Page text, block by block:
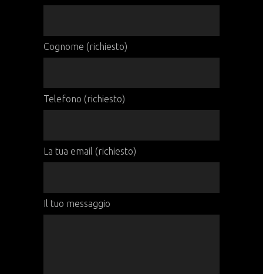
Cognome (richiesto)
Telefono (richiesto)
La tua email (richiesto)
Il tuo messaggio